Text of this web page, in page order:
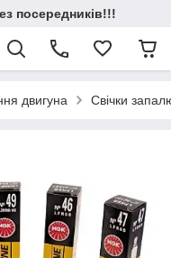
посередників!!!
двигуна Свічки